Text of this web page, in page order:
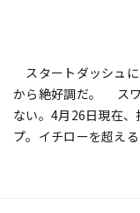
スタートダッシュ
から絶好調だ。 スワ
ない。4月26日現在
プ。イチローを超え